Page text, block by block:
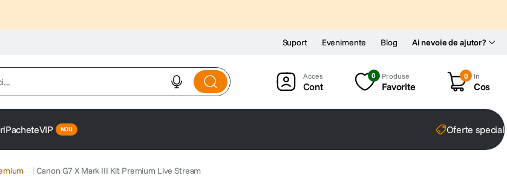
Ai nevoie de ajutor?
Suport Evenimente Blog
Cont
0 Produse
Favorite
0 In
Cos
PacheteVIP Oferte
Canon G7 X Mark III Kit Premium Live Stream